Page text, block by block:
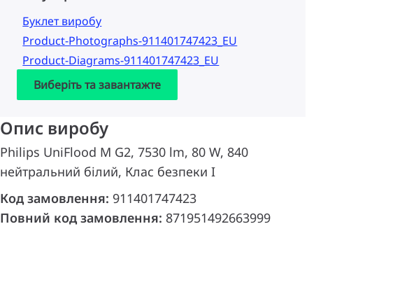
Буклет виробу
Product-Photographs-911401747423_EU
Product-Diagrams-911401747423_EU
Виберіть та завантажте
Опис виробу
Philips UniFlood M G2, 7530 lm, 80 W, 840
нейтральний білий, Клас безпеки I
Код замовлення: 911401747423
Повний код замовлення: 871951492663999